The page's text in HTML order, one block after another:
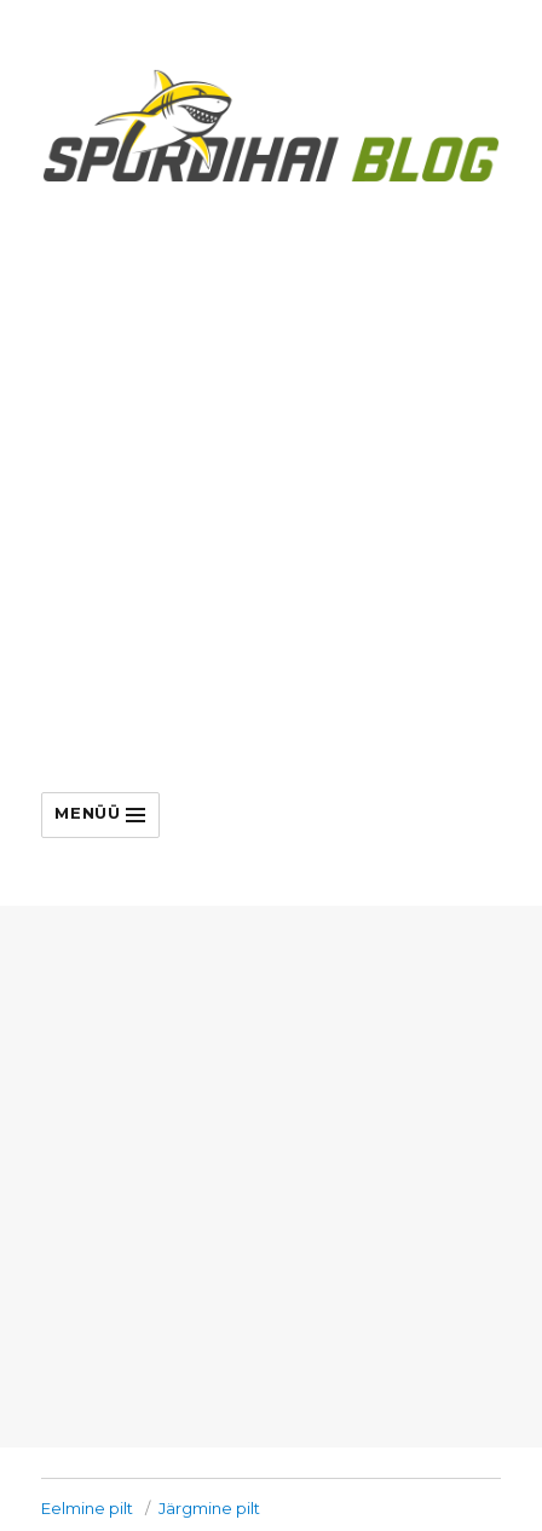
MENÜÜ
Eelmine pilt Järgmine pilt